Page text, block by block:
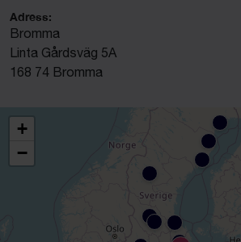
Adress:
Bromma
Linta Gårdsväg 5A
168 74 Bromma
+
−